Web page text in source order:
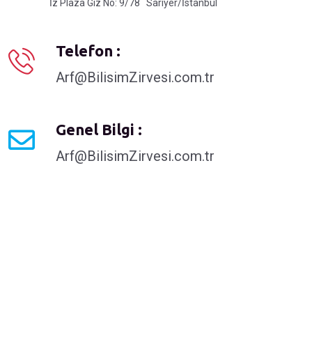
İz Plaza Giz No: 9/78 Sarıyer/İstanbul
Telefon :
Arf@BilisimZirvesi.com.tr
Genel Bilgi :
Arf@BilisimZirvesi.com.tr